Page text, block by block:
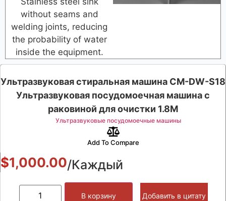
without seams and
welding joints, reducing
the probability of water
inside the equipment.
Ультразвуковая стиральная машина CM-DW-S18
Ультразвуковая посудомоечная машина с
раковиной для очистки 1.8M
Ультразвуковые посудомоечные машины
Add To Compare
$1,000.00/Каждый
В корзину Добавить в цитату